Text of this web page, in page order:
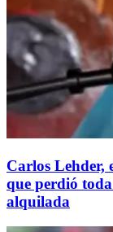
Carlos Lehder,
que perdió
alquilada